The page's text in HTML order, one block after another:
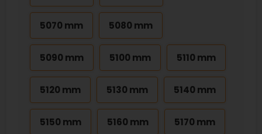
5070 mm 5080 mm
5090 mm 5100 mm 5110 mm
5120 mm 5130 mm 5140 mm
5150 mm 5160 mm 5170 mm